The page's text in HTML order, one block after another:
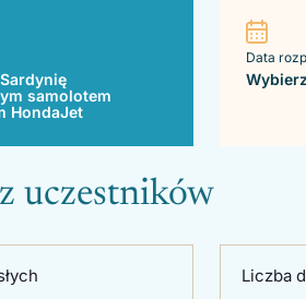
samolotem
HondaJet
Data
uczestników
Liczba